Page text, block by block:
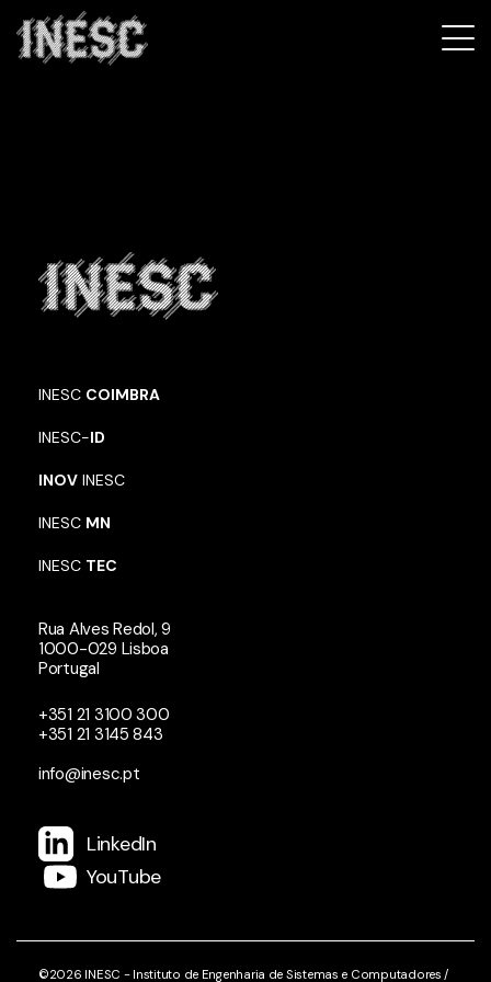
INESC COIMBRA
INESC-ID
INOV INESC
INESC MN
INESC TEC
Rua Alves Redol, 9
1000-029 Lisboa
Portugal
+351 21 3100 300
+351 21 3145 843
info@inesc.pt
LinkedIn
YouTube
©2026 INESC - Instituto de Engenharia de Sistemas e Computadores /